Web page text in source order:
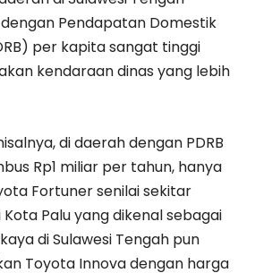
Pendapatan Domestik
per kapita sangat tinggi
kendaraan dinas yang lebih
di daerah dengan PDRB
Rp1 miliar per tahun, hanya
Fortuner senilai sekitar
Kota Palu yang dikenal sebagai
di Sulawesi Tengah pun
Toyota Innova dengan harga